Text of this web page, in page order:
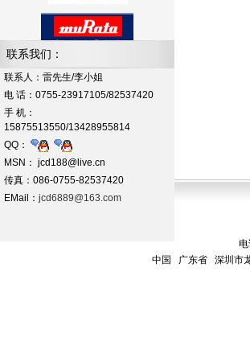
联系我们：
联系人：雷先生/李小姐
电 话：0755-23917105/82537420
手 机：
15875513550/13428955814
QQ：
MSN： jcd188@live.cn
传真：086-0755-82537420
EMail： jcd6889@163.com
中国 广东省 深圳市